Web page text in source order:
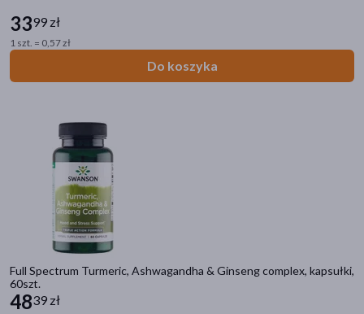
3399 zł
1 szt. = 0,57 zł
Do koszyka
Full Spectrum Turmeric, Ashwagandha & Ginseng complex, kapsułki,
60szt.
4839 zł